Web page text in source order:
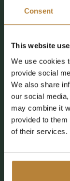
Consent
This website
We use cookies
provide social
We also share
our social
may combine it
provided to
of their services.